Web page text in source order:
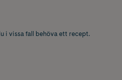
i vissa fall behöva ett recept.